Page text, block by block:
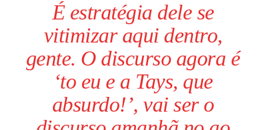
É estratégia dele se
vitimizar aqui dentro,
gente. O discurso agora é
‘to eu e a Tays, que
absurdo!’, vai ser o